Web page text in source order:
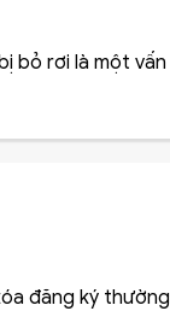
bỏ rơi là một vấn
đăng ký thường